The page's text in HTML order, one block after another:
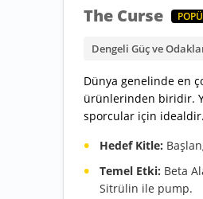
The Curse
Dengeli Güç ve
Dünya genelinde en
ürünlerinden biridir.
sporcular için idealdir.
Hedef Kitle:
Temel Etki: Beta
Sitrülin ile pump.